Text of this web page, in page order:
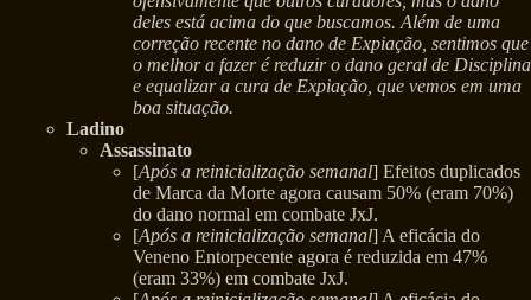
deles está acima do que buscamos. Além de uma
correção recente no dano de Expiação, sentimos que
o melhor a fazer é reduzir o dano geral de Disciplina
e equalizar a cura de Expiação, que vemos em uma
boa situação.
Ladino
Assassinato
[Após a reinicialização semanal] Efeitos duplicados
de Marca da Morte agora causam 50% (eram 70%)
do dano normal em combate JxJ.
[Após a reinicialização semanal] A eficácia do
Veneno Entorpecente agora é reduzida em 47%
(eram 33%) em combate JxJ.